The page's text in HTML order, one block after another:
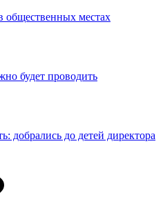
общественных местах
будет проводить
добрались до детей директора